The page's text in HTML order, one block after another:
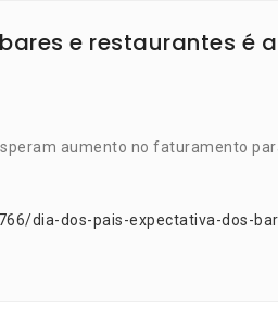
e restaurantes é
aumento no faturamento
dia-dos-pais-expectativa-dos-